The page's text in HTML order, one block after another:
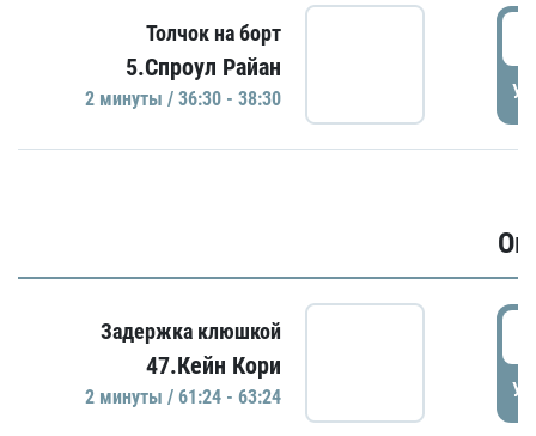
Толчок на борт
5.Спроул Райан
2 минуты / 36:30 - 38:30
Задержка клюшкой
47.Кейн Кори
2 минуты / 61:24 - 63:24